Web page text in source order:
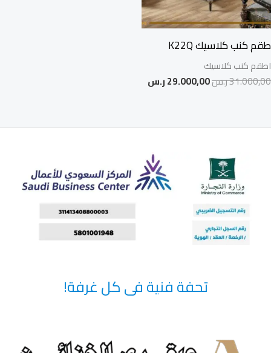
طقم كنب كلاسيك K22Q
اطقم كنب كلاسيك
31.000,00ر.س29.000,00ر.س
تحفة فنية فى كل غرفة!